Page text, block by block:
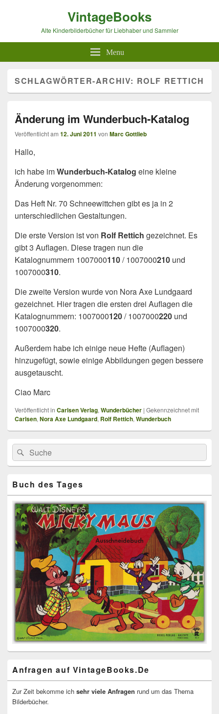
VintageBooks
Alte Kinderbilderbücher für Liebhaber und Sammler
Menu
SCHLAGWÖRTER-ARCHIV: ROLF RETTICH
Änderung im Wunderbuch-Katalog
Veröffentlicht am 12. Juni 2011 von Marc Gottlieb
Hallo,
ich habe imWunderbuch-Katalog eine kleine
Änderung vorgenommen:
Das Heft Nr. 70 Schneewittchen gibt es ja in 2
unterschiedlichen Gestaltungen.
Die erste Version ist von Rolf Rettich gezeichnet. Es
gibt 3 Auflagen. Diese tragen nun die
Katalognummern 1007000110/ 1007000210 und
1007000310.
Die zweite Version wurde von Nora Axe Lundgaard
gezeichnet. Hier tragen die ersten drei Auflagen die
Katalognummern: 1007000120/ 1007000220 und
1007000320.
Außerdem habe ich einige neue Hefte (Auflagen)
hinzugefügt, sowie einige Abbildungen gegen bessere
ausgetauscht.
Ciao Marc
Veröffentlicht in Carlsen Verlag, Wunderbücher | Gekennzeichnet mit
Carlsen, Nora Axe Lundgaard, Rolf Rettich, Wunderbuch
Primärer
Seitenleisten
Widget-
Bereich
Search
for:
Suche
Buch des Tages
Anfragen auf VintageBooks.De
Zur Zeit bekomme ich sehr viele Anfragen rund um das Thema
Bilderbücher.